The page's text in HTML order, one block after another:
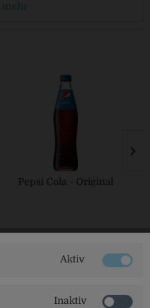
mehr
Pepsi Cola - Original
Aktiv
Inaktiv